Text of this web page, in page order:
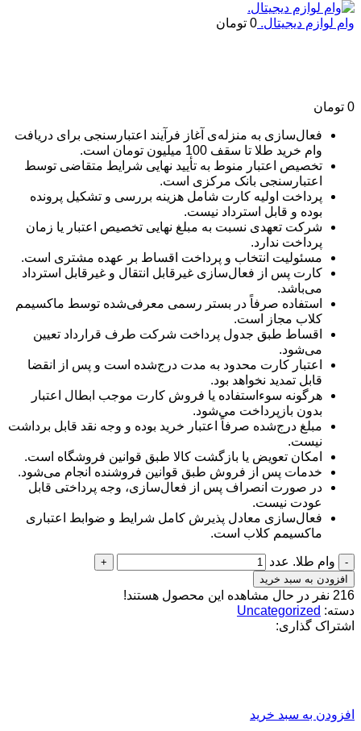
وام لوازم دیجیتال. 0 تومان
0 تومان
فعال‌سازی به منزله‌ی آغاز فرآیند اعتبارسنجی برای دریافت
وام خرید طلا تا سقف 100 میلیون تومان است.
تخصیص اعتبار منوط به تأیید نهایی شرایط متقاضی توسط
اعتبارسنجی بانک مرکزی است.
پرداخت اولیه کارت شامل هزینه بررسی و تشکیل پرونده
بوده و قابل استرداد نیست.
شرکت تعهدی نسبت به مبلغ نهایی تخصیص اعتبار یا زمان
پرداخت ندارد.
مسئولیت انتخاب و پرداخت اقساط بر عهده مشتری است.
کارت پس از فعال‌سازی غیرقابل انتقال و غیرقابل استرداد
می‌باشد.
استفاده صرفاً در بستر رسمی معرفی‌شده توسط ماکسیمم
کلاب مجاز است.
اقساط طبق جدول پرداخت شرکت طرف قرارداد تعیین
می‌شود.
اعتبار کارت محدود به مدت درج‌شده است و پس از انقضا
قابل تمدید نخواهد بود.
هرگونه سوءاستفاده یا فروش کارت موجب ابطال اعتبار
بدون بازپرداخت می‌شود.
مبلغ درج‌شده صرفاً اعتبار خرید بوده و وجه نقد قابل برداشت
نیست.
امکان تعویض یا بازگشت کالا طبق قوانین فروشگاه است.
خدمات پس از فروش طبق قوانین فروشنده انجام می‌شود.
در صورت انصراف پس از فعال‌سازی، وجه پرداختی قابل
عودت نیست.
فعال‌سازی معادل پذیرش کامل شرایط و ضوابط اعتباری
ماکسیمم کلاب است.
وام طلا. عدد
افزودن به سبد خرید
216 نفر در حال مشاهده این محصول هستند!
دسته: Uncategorized
اشتراک گذاری:
افزودن به سبد خرید